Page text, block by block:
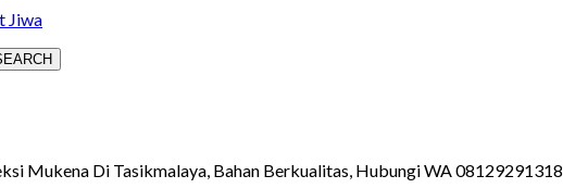
Jiwa
Mukena Di Tasikmalaya, Bahan Berkualitas, Hubungi WA 08129291318